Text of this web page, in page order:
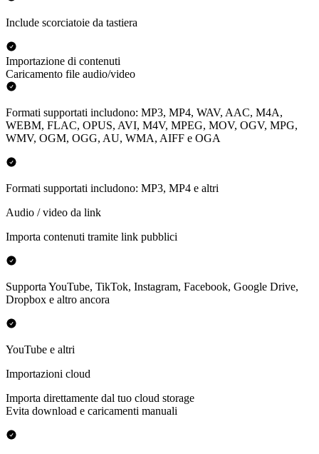
Include scorciatoie da tastiera
Importazione di contenuti
Caricamento file audio/video
Formati supportati includono: MP3, MP4, WAV, AAC, M4A,
WEBM, FLAC, OPUS, AVI, M4V, MPEG, MOV, OGV, MPG,
WMV, OGM, OGG, AU, WMA, AIFF e OGA
Formati supportati includono: MP3, MP4 e altri
Audio / video da link
Importa contenuti tramite link pubblici
Supporta YouTube, TikTok, Instagram, Facebook, Google Drive,
Dropbox e altro ancora
YouTube e altri
Importazioni cloud
Importa direttamente dal tuo cloud storage
Evita download e caricamenti manuali